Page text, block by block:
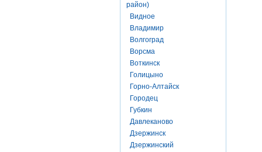
район)
Видное
Владимир
Волгоград
Ворсма
Воткинск
Голицыно
Горно-Алтайск
Городец
Губкин
Давлеканово
Дзержинск
Дзержинский